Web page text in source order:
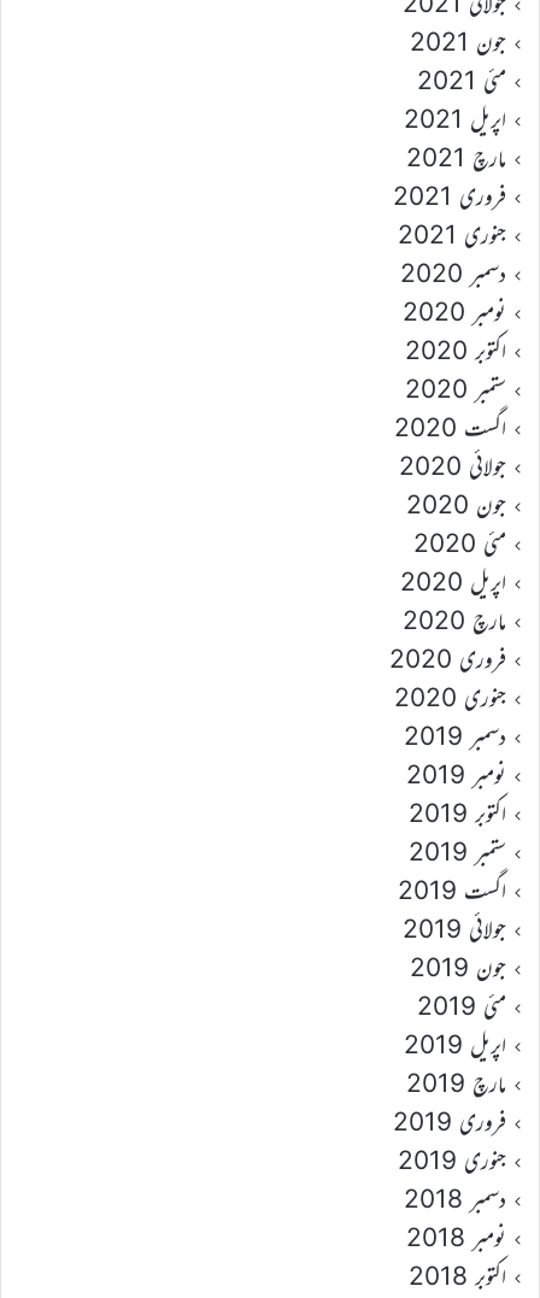
جون 2021
مئی 2021
اپریل 2021
مارچ 2021
فروری 2021
جنوری 2021
دسمبر 2020
نومبر 2020
اکتوبر 2020
ستمبر 2020
اگست 2020
جولائی 2020
جون 2020
مئی 2020
اپریل 2020
مارچ 2020
فروری 2020
جنوری 2020
دسمبر 2019
نومبر 2019
اکتوبر 2019
ستمبر 2019
اگست 2019
جولائی 2019
جون 2019
مئی 2019
اپریل 2019
مارچ 2019
فروری 2019
جنوری 2019
دسمبر 2018
نومبر 2018
اکتوبر 2018